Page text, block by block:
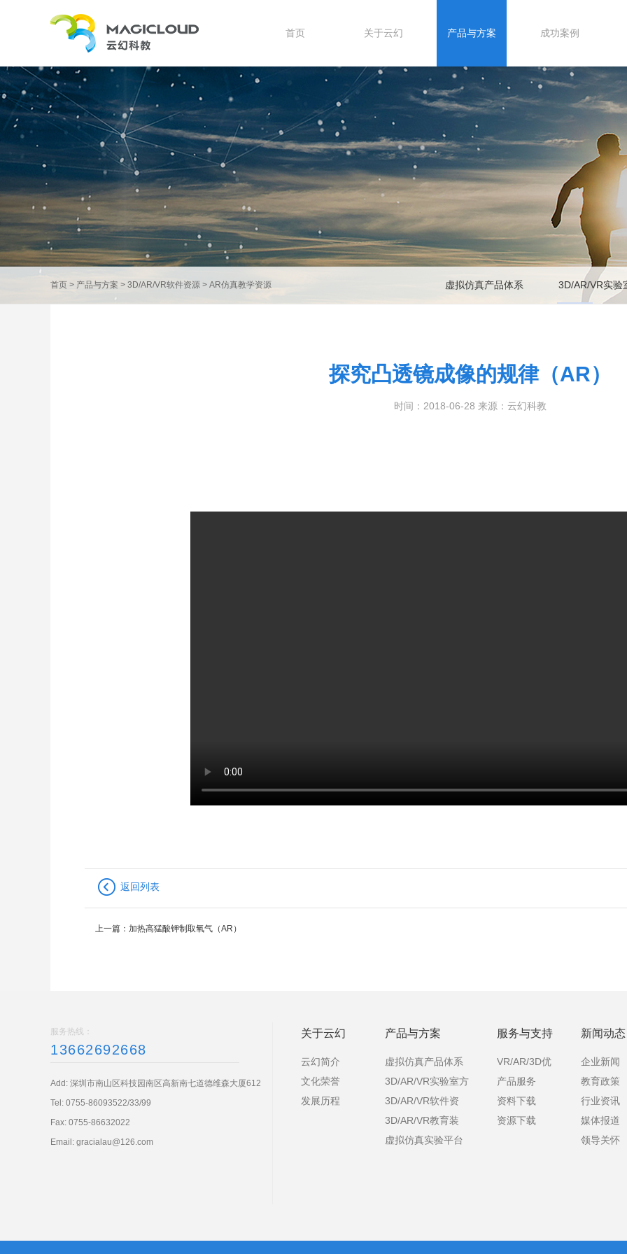
首页 关于云幻 产品与方案 成功案例
首页 > 产品与方案 > 3D/AR/VR软件资源 > AR仿真教学资源 虚拟仿真产品体系 3D/AR/VR实验
探究凸透镜成像的规律（AR）
时间：2018-06-28 来源：云幻科教
返回列表
上一篇： 加热高猛酸钾制取氧气（AR）
服务热线：
13662692668
Add: 深圳市南山区科技园南区高新南七道德维森大厦612
Tel: 0755-86093522/33/99
Fax: 0755-86632022
Email: gracialau@126.com
关于云幻
云幻简介
文化荣誉
发展历程
产品与方案
虚拟仿真产品体系
3D/AR/VR实验室方
案
3D/AR/VR软件资
源
3D/AR/VR教育装
备
虚拟仿真实验平台
服务与支持
VR/AR/3D优
课
产品服务
资料下载
资源下载
新闻动态
企业新闻
教育政策
行业资讯
媒体报道
领导关怀